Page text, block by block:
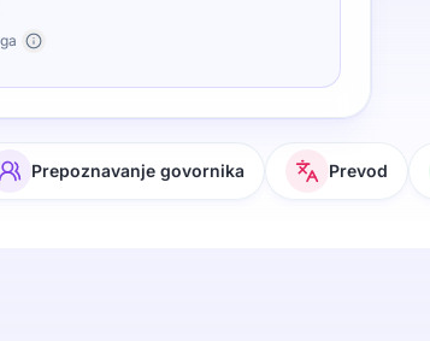
Prepoznavanje govornika Prevod